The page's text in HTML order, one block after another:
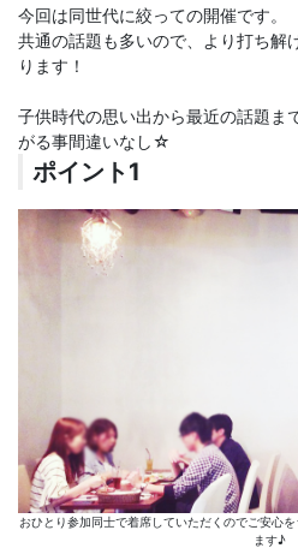
今回は同世代に絞っての開催です。
共通の話題も多いので、より打ち解
ります！
子供時代の思い出から最近の話題ま
がる事間違いなし☆
ポイント1
おひとり参加同士で着席していただくのでご安心
ます♪